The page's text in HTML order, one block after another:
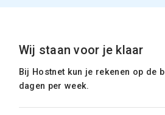
Wij staan voor je klaar
Bij Hostnet kun je rekenen op de
dagen per week.